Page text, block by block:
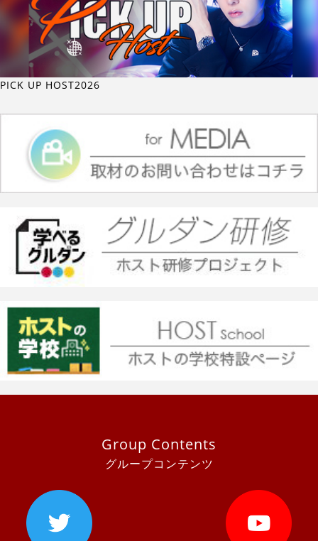
PICK UP HOST2026
Group Contents
グループコンテンツ